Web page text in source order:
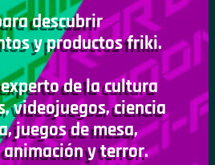
descubrir
y productos friki.
de la cultura
videojuegos, ciencia
juegos de mesa,
animación y terror.